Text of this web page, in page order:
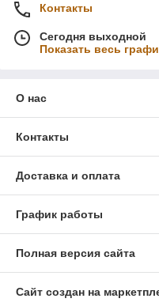
Контакты
Сегодня выходной
Показать весь
О нас
Контакты
Доставка и оплата
График работы
Полная версия сайта
Сайт создан на